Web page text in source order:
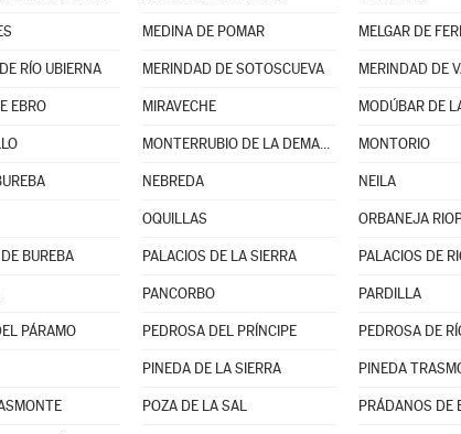
MEDINA DE POMAR MELGAR DE
RÍO UBIERNA MERINDAD DE SOTOSCUEVA MERINDAD DE
EBRO MIRAVECHE
MONTERRUBIO DE LA DEMANDA MONTORIO
NEBREDA NEILA
OQUILLAS ORBANEJA
BUREBA PALACIOS DE LA SIERRA PALACIOS DE
PANCORBO PARDILLA
PÁRAMO PEDROSA DEL PRÍNCIPE PEDROSA DE
PINEDA DE LA SIERRA PINEDA
POZA DE LA SAL PRÁDANOS DE